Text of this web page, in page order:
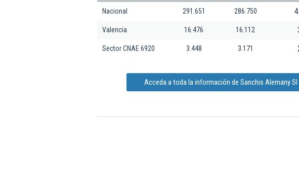
Nacional
291.651 286.750
Valencia 16.476 16.112
Sector CNAE 6920 3.448 3.171
Acceda a toda la información de Sanchis Alemany Sl